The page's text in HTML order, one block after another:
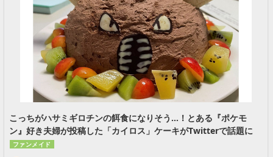
こっちがハサミギロチンの餌食になりそう…！とある『ポケモ
ン』好き夫婦が投稿した「カイロス」ケーキがTwitterで話題に
ファンメイド